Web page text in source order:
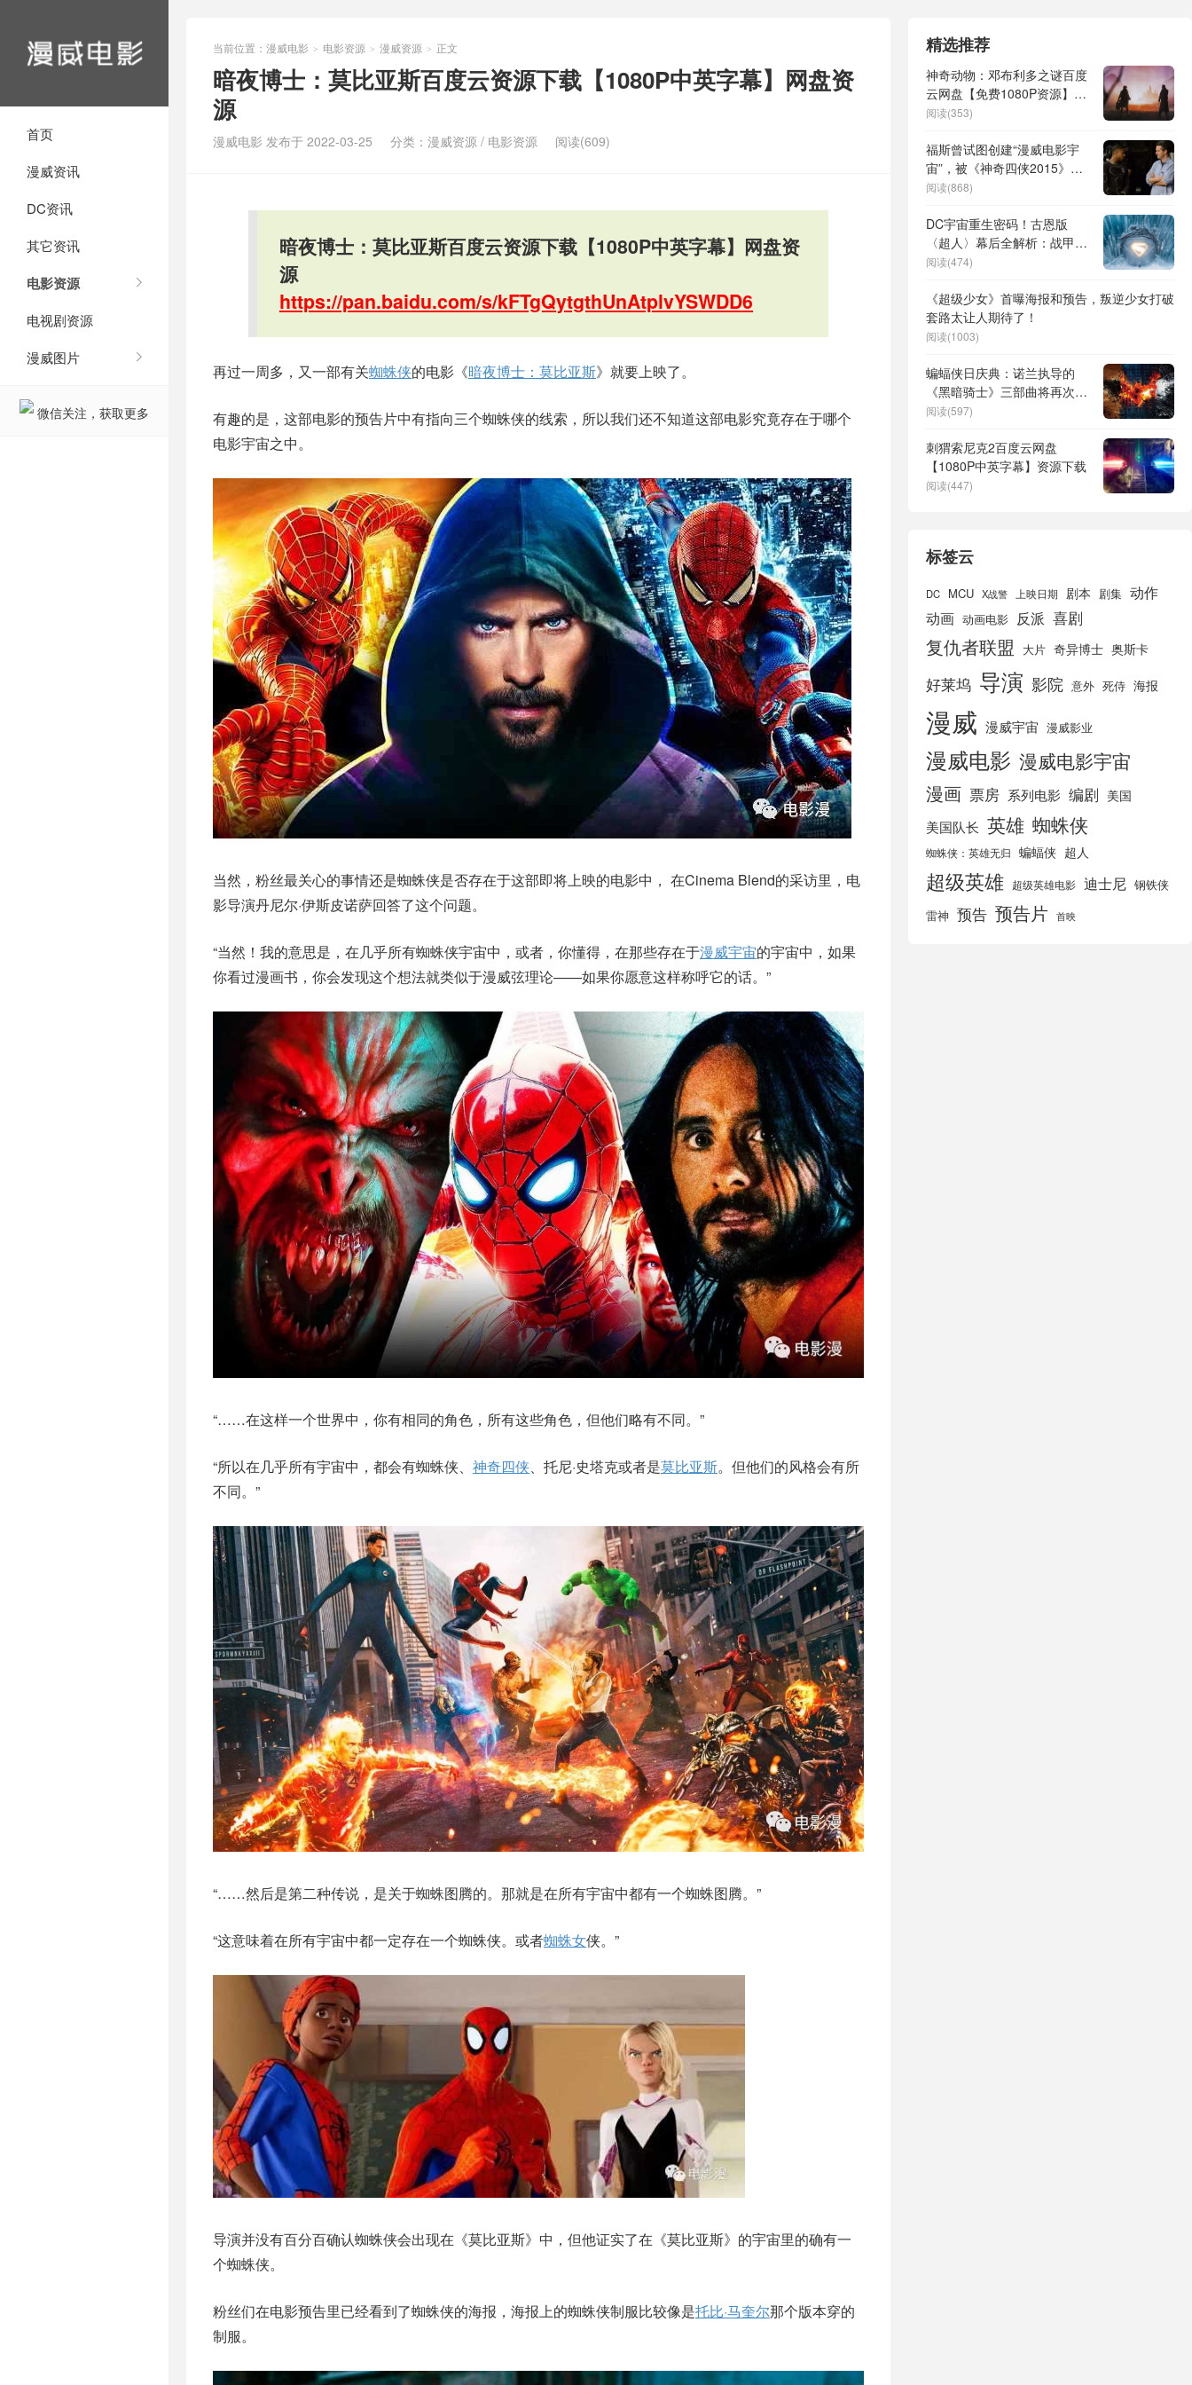
首页
漫威资讯
DC资讯
其它资讯
电影资源
电视剧资源
漫威图片
微信关注，获取更多
当前位置： 漫威电影 > 电影资源 > 漫威资源 > 正文
暗夜博士：莫比亚斯百度云资源下载【1080P中英字幕】网盘资
源
漫威电影 发布于 2022-03-25 分类： 漫威资源 / 电影资源 阅读(609)
暗夜博士：莫比亚斯百度云资源下载【1080P中英字幕】网盘资
源
https://pan.baidu.com/s/kFTgQytgthUnAtplvYSWDD6
再过一周多，又一部有关蜘蛛侠的电影《暗夜博士：莫比亚斯》就要上映了。
有趣的是，这部电影的预告片中有指向三个蜘蛛侠的线索，所以我们还不知道这部电影究竟存在于哪个
电影宇宙之中。
当然，粉丝最关心的事情还是蜘蛛侠是否存在于这部即将上映的电影中， 在Cinema Blend的采访里，电
影导演丹尼尔·伊斯皮诺萨回答了这个问题。
“当然！我的意思是，在几乎所有蜘蛛侠宇宙中，或者，你懂得，在那些存在于漫威宇宙的宇宙中，如果
你看过漫画书，你会发现这个想法就类似于漫威弦理论——如果你愿意这样称呼它的话。”
“……在这样一个世界中，你有相同的角色，所有这些角色，但他们略有不同。”
“所以在几乎所有宇宙中，都会有蜘蛛侠、 神奇四侠、托尼·史塔克或者是莫比亚斯。但他们的风格会有所
不同。”
“……然后是第二种传说，是关于蜘蛛图腾的。那就是在所有宇宙中都有一个蜘蛛图腾。”
“这意味着在所有宇宙中都一定存在一个蜘蛛侠。或者蜘蛛女侠。”
导演并没有百分百确认蜘蛛侠会出现在《莫比亚斯》中，但他证实了在《莫比亚斯》的宇宙里的确有一
个蜘蛛侠。
粉丝们在电影预告里已经看到了蜘蛛侠的海报，海报上的蜘蛛侠制服比较像是托比·马奎尔那个版本穿的
制服。
精选推荐
神奇动物：邓布利多之谜百度
云网盘【免费1080P资源】下
载
阅读(353)
福斯曾试图创建“漫威电影宇
宙”，被《神奇四侠2015》搅
黄
阅读(868)
DC宇宙重生密码！古恩版
〈超人〉幕后全解析：战甲军
团首曝
阅读(474)
《超级少女》首曝海报和预告，叛逆少女打破
套路太让人期待了！
阅读(1003)
蝙蝠侠日庆典：诺兰执导的
《黑暗骑士》三部曲将再次熠
熠生辉！
阅读(597)
刺猬索尼克2百度云网盘
【1080P中英字幕】资源下载
阅读(447)
标签云
DC MCU X战警 上映日期 剧本 剧集 动作
动画 动画电影 反派 喜剧
复仇者联盟 大片 奇异博士 奥斯卡
好莱坞 导演 影院 意外 死侍 海报
漫威 漫威宇宙 漫威影业
漫威电影 漫威电影宇宙
漫画 票房 系列电影 编剧 美国
美国队长 英雄 蜘蛛侠
蜘蛛侠：英雄无归 蝙蝠侠 超人
超级英雄 超级英雄电影 迪士尼 钢铁侠
雷神 预告 预告片 首映